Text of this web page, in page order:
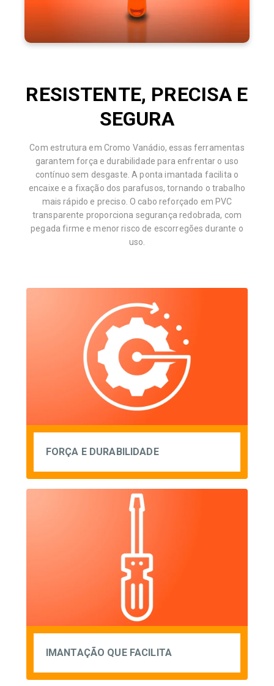
RESISTENTE, PRECISA E
SEGURA
Com estrutura em Cromo Vanádio, essas ferramentas
garantem força e durabilidade para enfrentar o uso
contínuo sem desgaste. A ponta imantada facilita o
encaixe e a fixação dos parafusos, tornando o trabalho
mais rápido e preciso. O cabo reforçado em PVC
transparente proporciona segurança redobrada, com
pegada firme e menor risco de escorregões durante o
uso.
FORÇA E DURABILIDADE
IMANTAÇÃO QUE FACILITA